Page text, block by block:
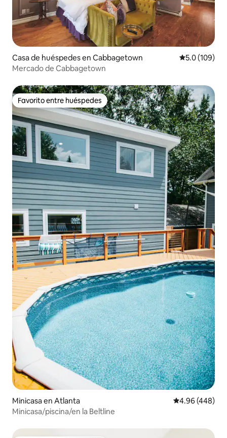
Casa de huéspedes en Cabbagetown Calificación
5.0 (109)
Mercado de Cabbagetown
Favorito entre huéspedes
Favorito entre huéspedes
Minicasa en Atlanta Calificación
4.96 (448)
Minicasa/piscina/en la Beltline